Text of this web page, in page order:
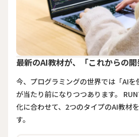
最新のAI教材が、「これからの
今、プログラミングの世界では「AIを
が当たり前になりつつあります。
化に合わせて、2つのタイプのAI教材
す。